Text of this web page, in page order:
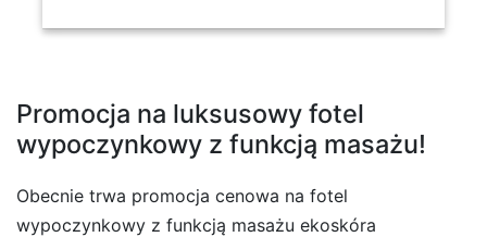
Promocja na luksusowy fotel
wypoczynkowy z funkcją masażu!
Obecnie trwa promocja cenowa na fotel
wypoczynkowy z funkcją masażu ekoskóra